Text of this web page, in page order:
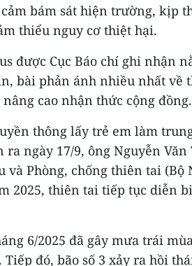
bám sát hiện trường, kịp
thiểu nguy cơ thiệt hại.
được Cục Báo chí ghi nhận
bài phản ánh nhiều nhất về
cao nhận thức cộng đồng.
thông lấy trẻ em làm
ngày 17/9, ông Nguyễn Văn
và Phòng, chống thiên tai (Bộ
2025, thiên tai tiếp tục diễn
6/2025 đã gây mưa trái
đó, bão số 3 xảy ra hồi